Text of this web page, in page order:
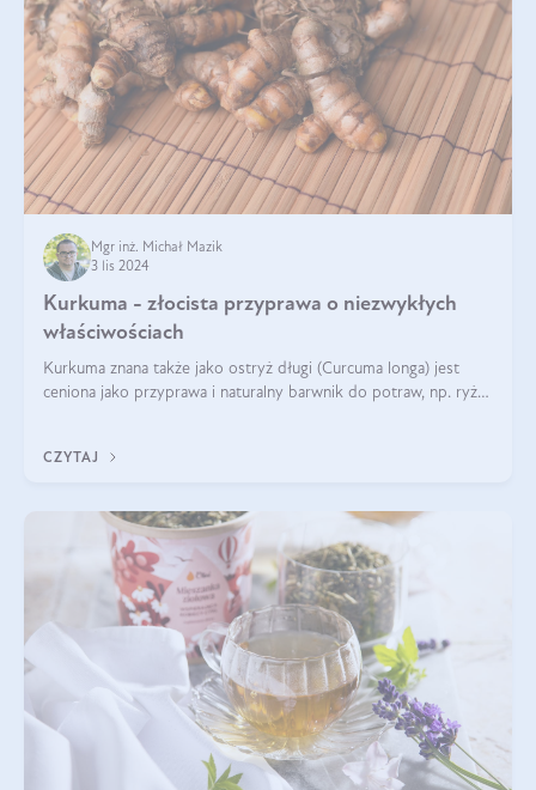
Mgr inż. Michał Mazik
3 lis 2024
Kurkuma - złocista przyprawa o niezwykłych
właściwościach
Kurkuma znana także jako ostryż długi (Curcuma longa) jest
ceniona jako przyprawa i naturalny barwnik do potraw, np. ryżu
CZYTAJ